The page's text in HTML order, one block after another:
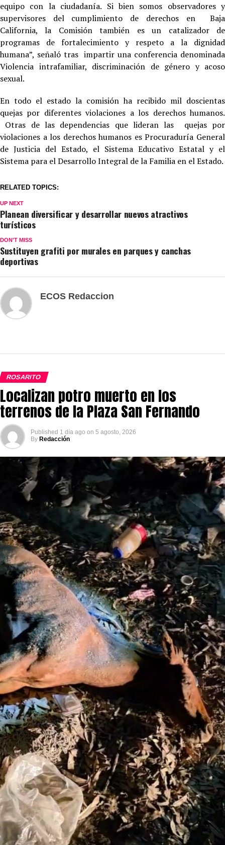
equipo con la ciudadanía. Si bien somos observadores y
supervisores del cumplimiento de derechos en Baja
California, la Comisión también es un catalizador de
programas de fortalecimiento y respeto a la dignidad
humana”, señaló tras impartir una conferencia denominada
Violencia intrafamiliar, discriminación de género y acoso
sexual.
En todo el estado la comisión ha recibido mil doscientas
quejas por diferentes violaciones a los derechos humanos.
Otras de las dependencias que lideran las quejas por
violaciones a los derechos humanos es Procuraduría General
de Justicia del Estado, el Sistema Educativo Estatal y el
Sistema para el Desarrollo Integral de la Familia en el Estado.
RELATED TOPICS:
UP NEXT
Planean diversificar y desarrollar nuevos atractivos
turísticos
DON'T MISS
Sustituyen grafiti por murales en parques y canchas
deportivas
ECOS Redaccion
ROSARITO
Localizan potro muerto en los
terrenos de la Plaza San Fernando
Published 1 día ago on 5 agosto, 2026
By Redacción